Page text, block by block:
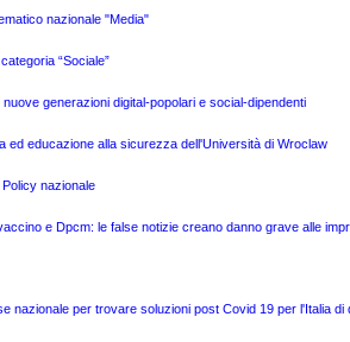
nazionale "Media"
“Sociale”
generazioni digital-popolari e social-dipendenti
educazione alla sicurezza dell'Università di Wroclaw
nazionale
e Dpcm: le false notizie creano danno grave alle
per trovare soluzioni post Covid 19 per l'Italia di